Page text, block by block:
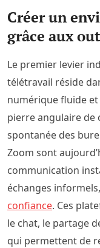
Créer un
grâce aux
Le premier levier
télétravail réside
numérique fluide
pierre angulaire de
spontanée des
Zoom sont
communication
échanges
confiance. Ces
le chat, le partage
qui permettent de